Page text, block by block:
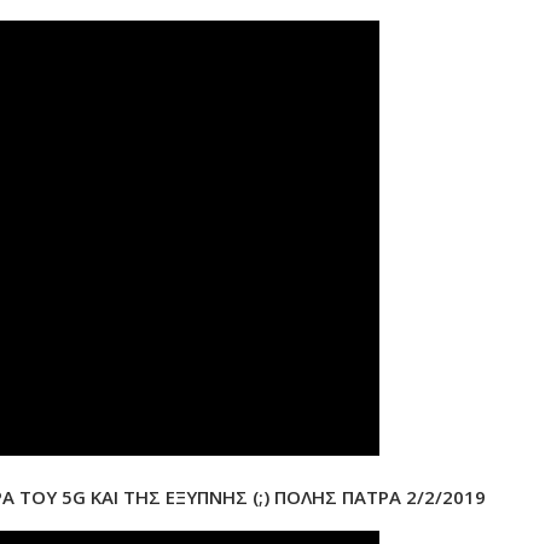
ΤΟΥ 5G ΚΑΙ ΤΗΣ ΕΞΥΠΝΗΣ (;) ΠΟΛΗΣ ΠΑΤΡΑ 2/2/2019